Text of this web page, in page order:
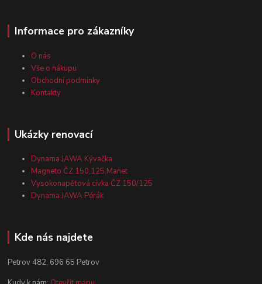
Informace pro zákazníky
O nás
Vše o nákupu
Obchodní podmínky
Kontakty
Ukázky renovací
Dynama JAWA Kývačka
Magneto ČZ 150,125,Manet
Vysokonapěťová cívka ČZ 150/125
Dynama JAWA Pérák
Kde nás najdete
Petrov 482, 696 65 Petrov